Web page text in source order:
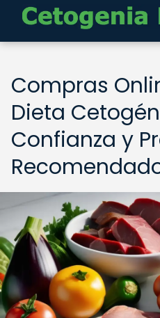
Compras
Dieta
Confianza y